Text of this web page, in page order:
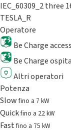
IEC_60309_2 three
TESLA_R
Operatore
Be Charge
Be Charge
Altri operatori
Potenza
Slowfino a 7 kW
Quickfino a 22 kW
Fastfino a 75 kW